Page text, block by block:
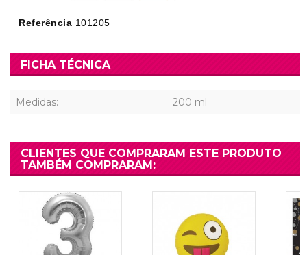
Referência 101205
FICHA TÉCNICA
Medidas: 200 ml
CLIENTES QUE COMPRARAM ESTE PRODUTO
TAMBÉM COMPRARAM: